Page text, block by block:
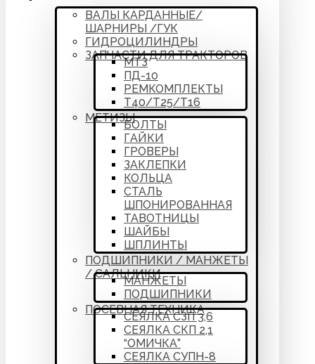
ВАЛЫ КАРДАННЫЕ/
ШАРНИРЫ /ГУК
ГИДРОЦИЛИНДРЫ
ЗАПЧАСТИ ДЛЯ ТРАКТОРОВ
МТЗ
ПД-10
РЕМКОМПЛЕКТЫ
Т40/Т25/Т16
МЕТИЗЫ
БОЛТЫ
ГАЙКИ
ГРОВЕРЫ
ЗАКЛЕПКИ
КОЛЬЦА
СТАЛЬ
ШПОНИРОВАННАЯ
ТАВОТНИЦЫ
ШАЙБЫ
ШПЛИНТЫ
ПОДШИПНИКИ / МАНЖЕТЫ
/ САЛЬНИКИ
МАНЖЕТЫ
ПОДШИПНИКИ
ПОСЕВНАЯ ТЕХНИКА
СЕЯЛКА СЗП 3,6
СЕЯЛКА СКП 2,1
“ОМИЧКА”
СЕЯЛКА СУПН-8